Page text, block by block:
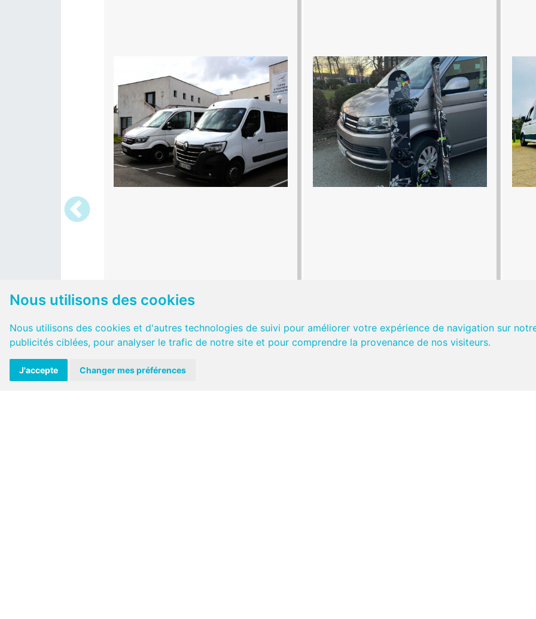
Nous utilisons des cookies
Nous utilisons des cookies et d'autres technologies de suivi pour améliorer votre expérience de navigation sur
publicités ciblées, pour analyser le trafic de notre site et pour comprendre la provenance de nos visiteurs.
J'accepte Changer mes préférences
Invitation à la porte ouverte du CAMP